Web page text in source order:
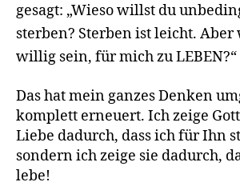
gesagt: „Wieso willst du
sterben? Sterben ist leicht. Aber
willig sein, für mich zu LEBEN?“
Das hat mein ganzes Denken
komplett erneuert. Ich zeige
Liebe dadurch, dass ich für Ihn
sondern ich zeige sie dadurch,
lebe!